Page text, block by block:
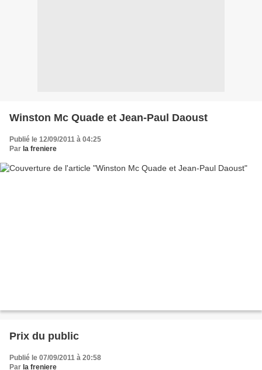
Winston Mc Quade et Jean-Paul Daoust
Publié le 12/09/2011 à 04:25
Par la freniere
Prix du public
Publié le 07/09/2011 à 20:58
Par la freniere